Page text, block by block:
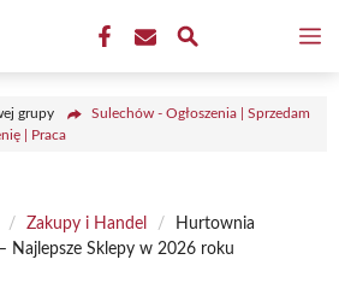
grupy
Sulechów - Ogłoszenia | Sprzedam
| Praca
/ Zakupy i Handel /
Hurtownia
Najlepsze Sklepy w 2026 roku